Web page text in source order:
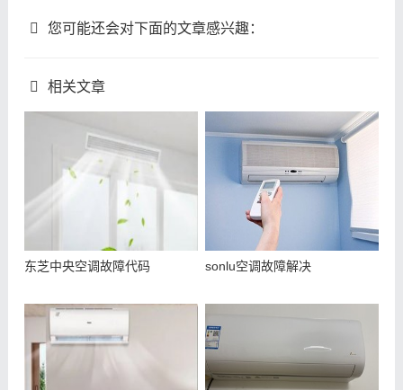
您可能还会对下面的文章感兴趣：
相关文章
东芝中央空调故障代码 sonlu空调故障解决